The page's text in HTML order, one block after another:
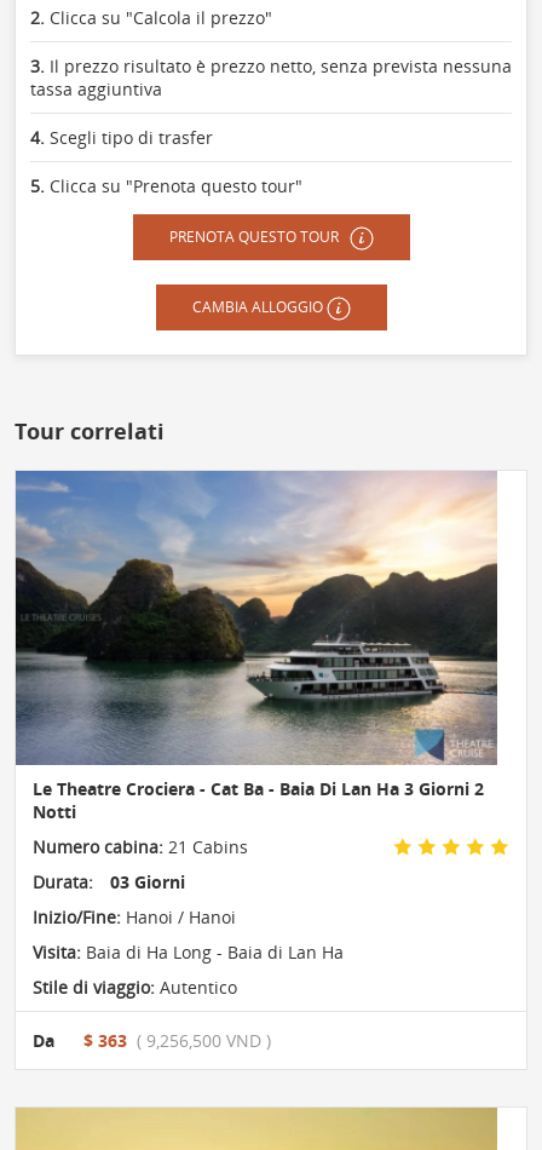
2. Clicca su "Calcola il prezzo"
3. Il prezzo risultato è prezzo netto, senza prevista nessuna
tassa aggiuntiva
4. Scegli tipo di trasfer
5. Clicca su "Prenota questo tour"
PRENOTA QUESTO TOUR
CAMBIA ALLOGGIO
Tour correlati
Le Theatre Crociera - Cat Ba - Baia Di Lan Ha 3 Giorni 2
Notti
Numero cabina: 21 Cabins
Durata:
03 Giorni
Inizio/Fine: Hanoi / Hanoi
Visita: Baia di Ha Long - Baia di Lan Ha
Stile di viaggio: Autentico
Da $ 363 ( 9,256,500 VND )